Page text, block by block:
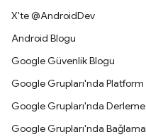
X'te @AndroidDev
Android Blogu
Google Güvenlik Blogu
Google Grupları'nda Platform
Google Grupları'nda Derleme
Google Grupları'nda Bağlama